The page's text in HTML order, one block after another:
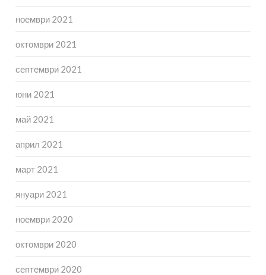
ноември 2021
октомври 2021
септември 2021
юни 2021
май 2021
април 2021
март 2021
януари 2021
ноември 2020
октомври 2020
септември 2020